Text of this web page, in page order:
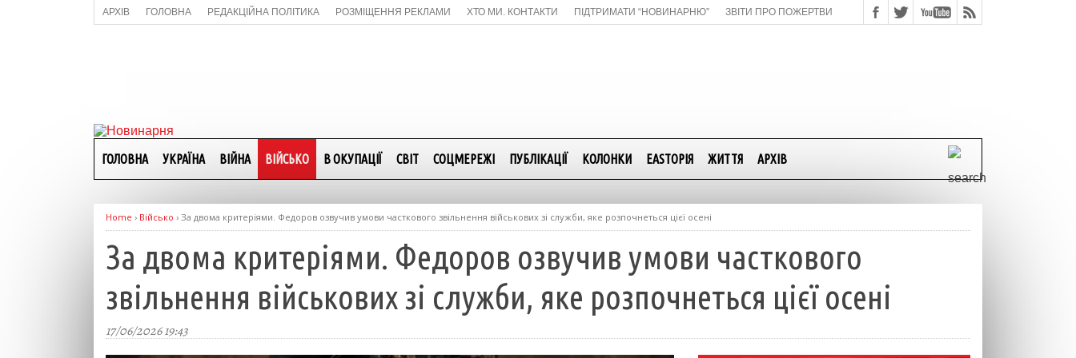
АРХІВ ГОЛОВНА РЕДАКЦІЙНА ПОЛІТИКА РОЗМІЩЕННЯ РЕКЛАМИ ХТО МИ. КОНТАКТИ ПІДТРИМАТИ “НОВИНАРНЮ” ЗВІТИ ПРО ПОЖЕРТВИ
ГОЛОВНА УКРАЇНА ВІЙНА ВІЙСЬКО В ОКУПАЦІЇ СВІТ СОЦМЕРЕЖІ ПУБЛІКАЦІЇ КОЛОНКИ EASTОРІЯ ЖИТТЯ АРХІВ
Home › Військо › За двома критеріями. Федоров озвучив умови часткового звільнення військових зі служби, яке розпочнеться цієї осені
За двома критеріями. Федоров озвучив умови часткового
звільнення військових зі служби, яке розпочнеться цієї осені
17/06/2026 19:43